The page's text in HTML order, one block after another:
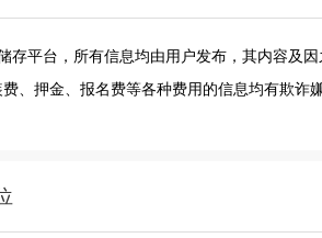
存平台，所有信息均由用户发布，其内容及
、押金、报名费等各种费用的信息均有欺诈